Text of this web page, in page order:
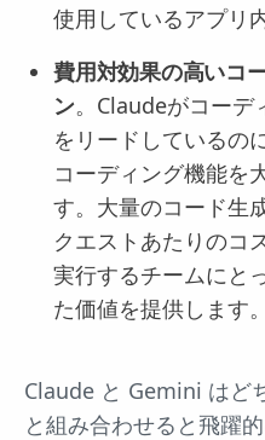
使用しているアプリ
費用対効果の高いコ
ン。Claudeがコーデ
をリードしているの
コーディング機能を
す。大量のコード生
クエストあたりのコ
実行するチームにと
た価値を提供します。
Claude と Gemini はど
と組み合わせると飛躍